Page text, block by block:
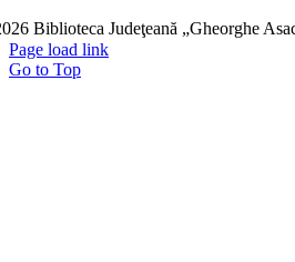
Biblioteca Judeţeană „Gheorghe
Page load link
Go to Top